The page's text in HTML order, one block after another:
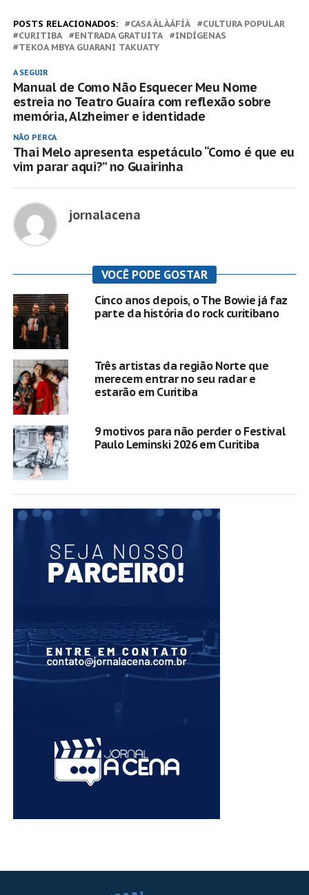
POSTS RELACIONADOS: CASA ÀLÀÁFÍÀ
CULTURA POPULAR
CURITIBA
ENTRADA GRATUITA
INDÍGENAS
TEKOA MBYA GUARANI TAKUATY
A SEGUIR
Manual de Como Não Esquecer Meu Nome
estreia no Teatro Guaíra com reflexão sobre
memória, Alzheimer e identidade
NÃO PERCA
Thai Melo apresenta espetáculo “Como é que eu
vim parar aqui?” no Guairinha
jornalacena
VOCÊ PODE GOSTAR
Cinco anos depois, o The Bowie já faz
parte da história do rock curitibano
Três artistas da região Norte que
merecem entrar no seu radar e
estarão em Curitiba
9 motivos para não perder o Festival
Paulo Leminski 2026 em Curitiba